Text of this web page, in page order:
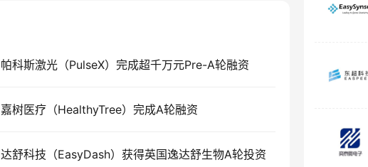
帕科斯激光（PulseX）完成超千万元Pre-A轮融资
嘉树医疗（HealthyTree）完成A轮融资
达舒科技（EasyDash）获得英国逸达舒生物A轮投资